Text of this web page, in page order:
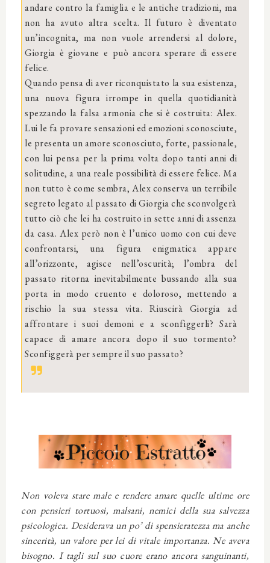
andare contro la famiglia e le antiche tradizioni, ma
non ha avuto altra scelta. Il futuro è diventato
un’incognita, ma non vuole arrendersi al dolore,
Giorgia è giovane e può ancora sperare di essere
felice.
Quando pensa di aver riconquistato la sua esistenza,
una nuova figura irrompe in quella quotidianità
spezzando la falsa armonia che si è costruita: Alex.
Lui le fa provare sensazioni ed emozioni sconosciute,
le presenta un amore sconosciuto, forte, passionale,
con lui pensa per la prima volta dopo tanti anni di
solitudine, a una reale possibilità di essere felice. Ma
non tutto è come sembra, Alex conserva un terribile
segreto legato al passato di Giorgia che sconvolgerà
tutto ciò che lei ha costruito in sette anni di assenza
da casa. Alex però non è l’unico uomo con cui deve
confrontarsi, una figura enigmatica appare
all’orizzonte, agisce nell’oscurità; l’ombra del
passato ritorna inevitabilmente bussando alla sua
porta in modo cruento e doloroso, mettendo a
rischio la sua stessa vita. Riuscirà Giorgia ad
affrontare i suoi demoni e a sconfiggerli? Sarà
capace di amare ancora dopo il suo tormento?
Sconfiggerà per sempre il suo passato?
Non voleva stare male e rendere amare quelle ultime ore
con pensieri tortuosi, malsani, nemici della sua salvezza
psicologica. Desiderava un po’ di spensieratezza ma anche
sincerità, un valore per lei di vitale importanza. Ne aveva
bisogno. I tagli sul suo cuore erano ancora sanguinanti,